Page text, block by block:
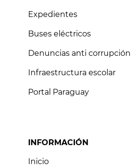
Expedientes
Buses eléctricos
Denuncias anti corrupción
Infraestructura escolar
Portal Paraguay
INFORMACIÓN
Inicio